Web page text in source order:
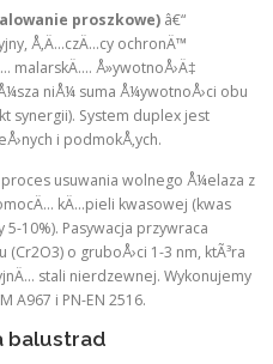
proszkowe) â€“
Å‚Ä…czÄ…cy ochronÄ™
malarskÄ…. Å»ywotnoÅ›Ä‡
niÅ¼ suma Å¼ywotnoÅ›ci obu
synergii). System duplex jest
i podmokÅ‚ych.
proces usuwania wolnego Å¼elaza z
kÄ…pieli kwasowej (kwas
10%). Pasywacja przywraca
o gruboÅ›ci 1-3 nm, ktÃ³ra
stali nierdzewnej. Wykonujemy
A967 i PN-EN 2516.
balustrad